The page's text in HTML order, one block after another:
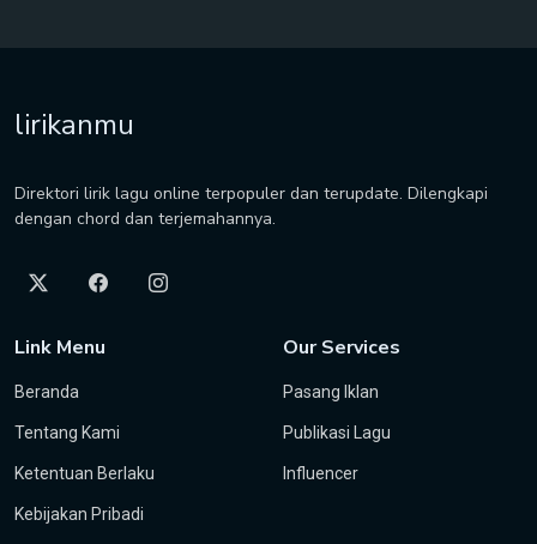
lirikanmu
Direktori lirik lagu online terpopuler dan terupdate. Dilengkapi
dengan chord dan terjemahannya.
Link Menu
Beranda
Tentang Kami
Ketentuan Berlaku
Kebijakan Pribadi
Our Services
Pasang Iklan
Publikasi Lagu
Influencer